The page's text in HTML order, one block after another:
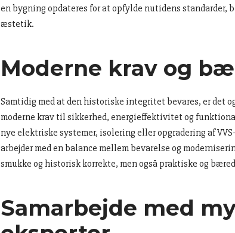
en bygning opdateres for at opfylde nutidens standarder,
æstetik.
Moderne krav og
Samtidig med at den historiske integritet bevares, er det
moderne krav til sikkerhed, energieffektivitet og
nye elektriske systemer, isolering eller opgradering af
arbejder med en balance mellem bevarelse og
smukke og historisk korrekte, men også praktiske og
Samarbejde med